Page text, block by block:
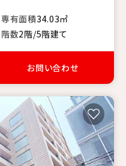
専有面積34.03㎡
階数2階/5階建て
お問い合わせ